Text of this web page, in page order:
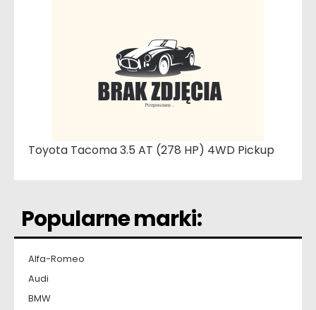
Toyota Tacoma 3.5 AT (278 HP) 4WD Pickup
Popularne marki:
Alfa-Romeo
Audi
BMW